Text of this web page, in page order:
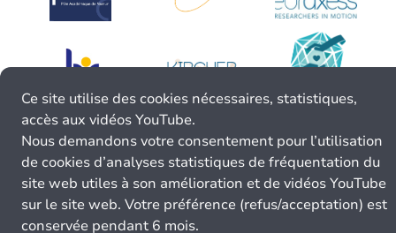
Ce site utilise des cookies nécessaires, statistiques,
accès aux vidéos YouTube.
Nous demandons votre consentement pour l’utilisation
de cookies d’analyses statistiques de fréquentation du
site web utiles à son amélioration et de vidéos YouTube
sur le site web. Votre préférence (refus/acceptation) est
conservée pendant 6 mois.